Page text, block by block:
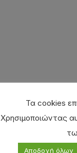
Τα cookies
Χρησιμοποιώντας
Αποδοχή όλων